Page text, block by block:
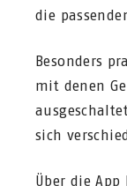
die
Besonders
mit denen
sich
Über die